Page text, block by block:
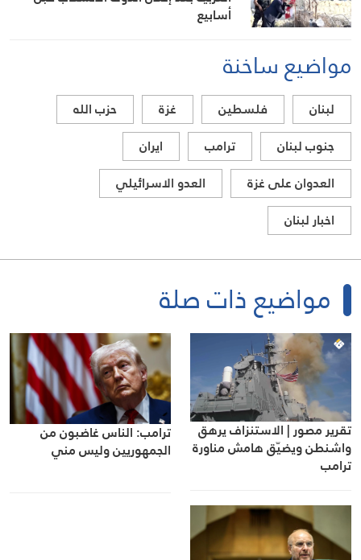
أسابيع
مواضيع ساخنة
لبنان فلسطين غزة
حزب الله
جنوب لبنان
ترامب
ايران
العدوان على غزة
العدو الاسرائيلي
اخبار لبنان
مواضيع ذات صلة
تقرير مصور | الاستنزاف يرهق
واشنطن ويضيّق هامش مناورة
ترامب
ترامب: الناس غاضبون من
الجمهوريين وليس مني